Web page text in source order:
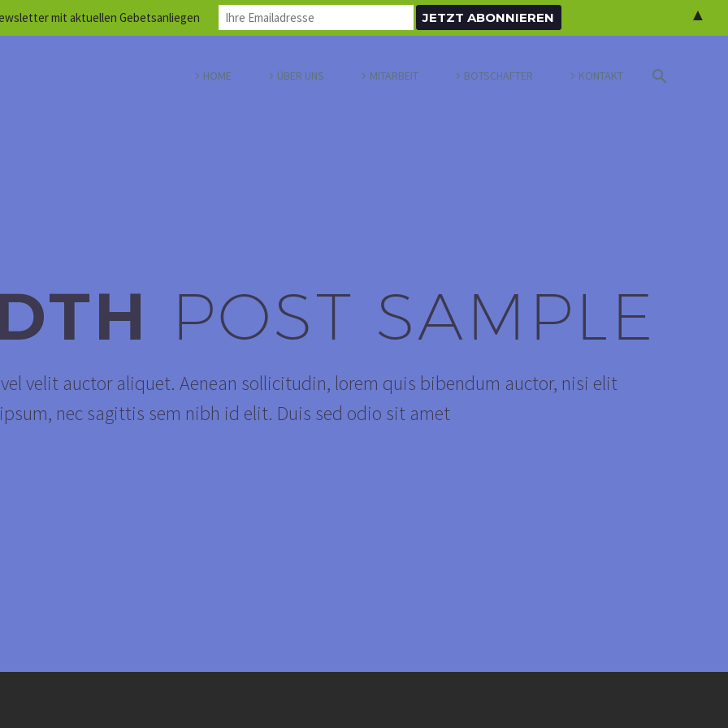
HOME ÜBER UNS MITARBEIT BOTSCHAFTER KONTAKT
POST SAMPLE
velit auctor aliquet. Aenean sollicitudin, lorem quis bibendum auctor, nisi elit
nec sagittis sem nibh id elit. Duis sed odio sit amet
mit aktuellen Gebetsanliegen ▲